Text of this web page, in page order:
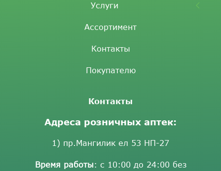
Услуги
Ассортимент
Контакты
Покупателю
Контакты
Адреса розничных аптек:
1) пр.Мангилик ел 53 НП-27
Время работы: с 10:00 до 24:00 без